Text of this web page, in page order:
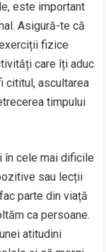
este important
Asigură-te că
fizice
care îți aduc
cititul, ascultarea
timpului
în cele mai dificile
sau lecții
parte din viață
ca persoane.
atitudini